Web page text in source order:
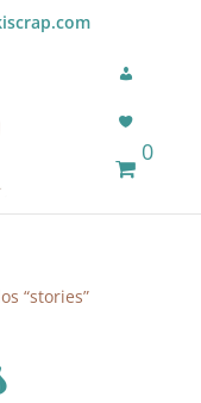
0
“stories”